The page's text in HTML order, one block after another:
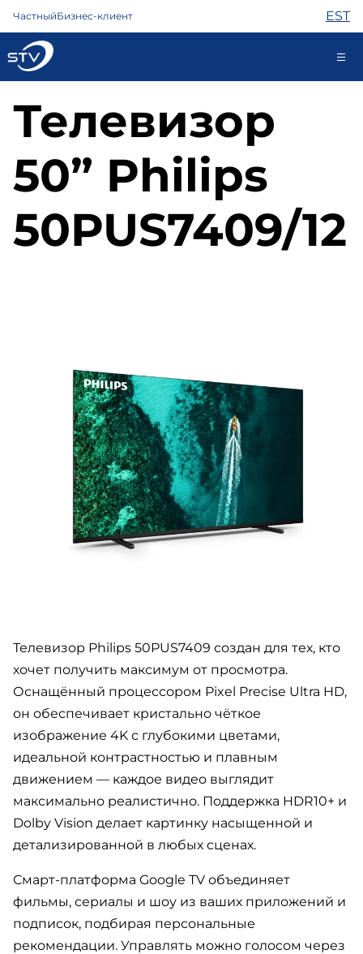
ЧастныйБизнес-клиент EST
kontakt@stv.ee
Самообслуживание
ТВ
Телефон
Телевизор
50” Philips
50PUS7409/12
Телевизор Philips 50PUS7409 создан для тех, кто
хочет получить максимум от просмотра.
Оснащённый процессором Pixel Precise Ultra HD,
он обеспечивает кристально чёткое
изображение 4K с глубокими цветами,
идеальной контрастностью и плавным
движением — каждое видео выглядит
максимально реалистично. Поддержка HDR10+ и
Dolby Vision делает картинку насыщенной и
детализированной в любых сценах.
Смарт-платформа Google TV объединяет
фильмы, сериалы и шоу из ваших приложений и
подписок, подбирая персональные
рекомендации. Управлять можно голосом через